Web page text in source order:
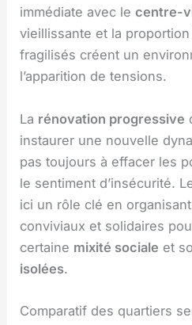
immédiate avec lecentre-
vieillissante et la
fragilisés créent un
l’apparition de tensions.
La rénovation progressive
instaurer une nouvelle
pas toujours à effacer les
le sentiment d’insécurité.
ici un rôle clé en
conviviaux et solidaires
certaine mixité sociale et
isolées.
Comparatif des quartiers